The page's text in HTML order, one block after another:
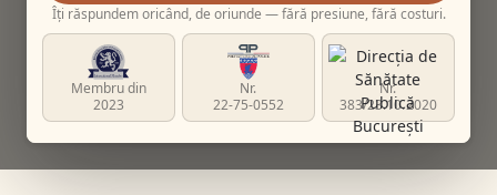
Îți răspundem oricând, de oriunde — fără presiune, fără costuri.
Membru din
2023
Nr.
22-75-0552
Nr.
383/23.10.2020